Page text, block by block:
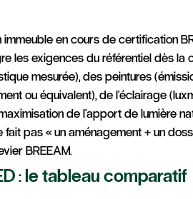
en cours de certification
les exigences du référentiel dès la
mesurée), des peintures
ou équivalent), de l'éclairage
de l'apport de lumière
pas « un aménagement + un
BREEAM.
: le tableau comparatif